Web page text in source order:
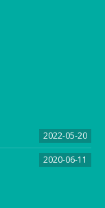
2022-05-20
2020-06-11